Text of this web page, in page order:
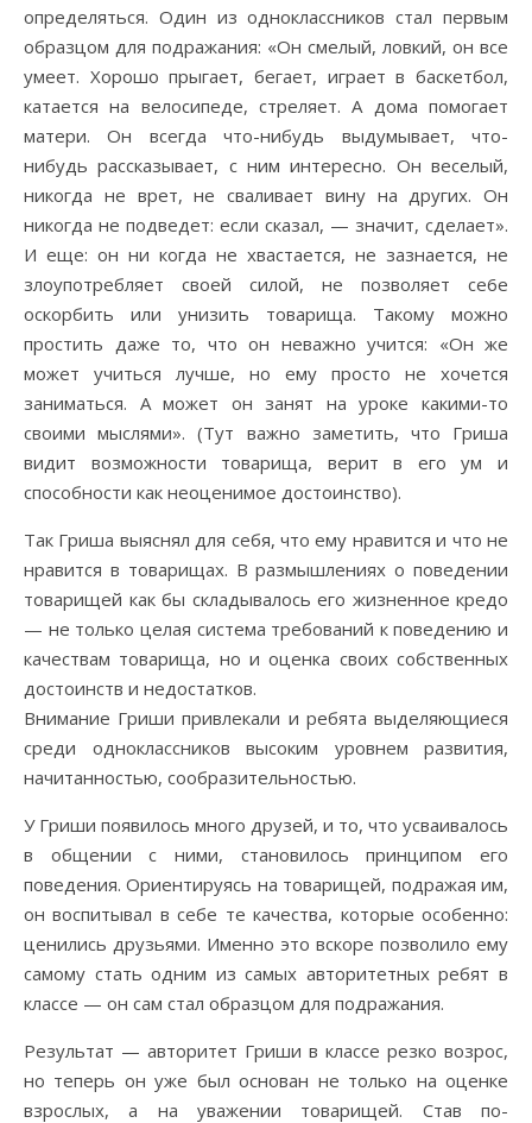
определяться. Один из одноклассников стал первым
образцом для подражания: «Он смелый, ловкий, он все
умеет. Хорошо прыгает, бегает, играет в баскетбол,
катается на велосипеде, стреляет. А дома помогает
матери. Он всегда что-нибудь выдумывает, что-
нибудь рассказывает, с ним интересно. Он веселый,
никогда не врет, не сваливает вину на других. Он
никогда не подведет: если сказал, — значит, сделает».
И еще: он ни когда не хвастается, не зазнается, не
злоупотребляет своей силой, не позволяет ce6е
оскорбить или унизить товарища. Такому можно
простить даже то, что он неважно учится: «Он же
может учиться лучше, но ему просто не хочется
заниматься. А может он занят на уроке какими-то
своими мыслями». (Тут важно заметить, что Гриша
видит возможности товарища, верит в его ум и
способности как неоценимое достоинство).
Так Гриша выяснял для себя, что ему нравится и что не
нравится в товарищах. В размышлениях о поведении
товарищей как бы складывалось его жизненное кредо
— не только целая система требований к поведению и
качествам товарища, но и оценка своих собственных
достоинств и недостатков.
Внимание Гриши привлекали и ребята выделяющиеся
среди одноклассников высоким уровнем развития,
начитанностью, сообразительностью.
У Гриши появилось много друзей, и то, что усваивалось
в общении с ними, становилось принципом его
поведения. Ориентируясь на товарищей, подражая им,
он воспитывал в себе те качества, которые особенно:
ценились друзьями. Именно это вскоре позволило ему
самому стать одним из самых авторитетных ребят в
классе — он сам стал образцом для подражания.
Результат — авторитет Гриши в классе резко возрос,
но теперь он уже был основан не только на оценке
взрослых, а на уважении товарищей. Став по-